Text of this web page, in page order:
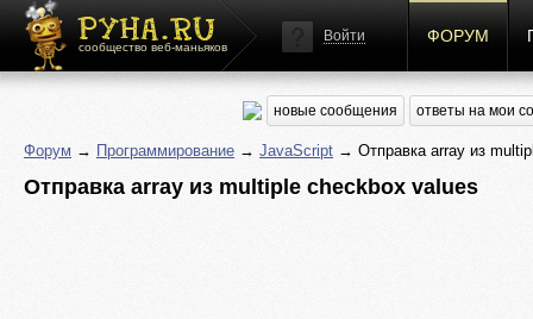
сообщество веб-маньяков
Войти ФОРУМ
новые сообщения ответы на мои
Форум → Программирование → JavaScript → Отправка array из
Отправка array из multiple checkbox values